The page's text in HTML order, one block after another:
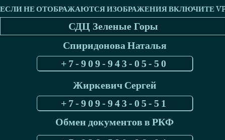
СДЦ Зеленые Горы
Спиридонова Наталья
+7-909-943-05-50
Жиркевич Сергей
+7-909-943-05-51
Обмен документов в РКФ